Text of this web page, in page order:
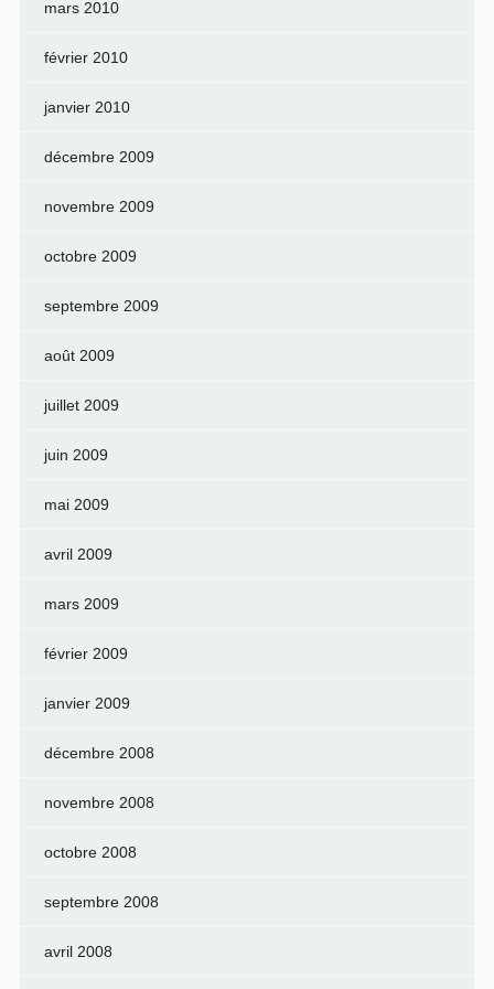
mars 2010
février 2010
janvier 2010
décembre 2009
novembre 2009
octobre 2009
septembre 2009
août 2009
juillet 2009
juin 2009
mai 2009
avril 2009
mars 2009
février 2009
janvier 2009
décembre 2008
novembre 2008
octobre 2008
septembre 2008
avril 2008